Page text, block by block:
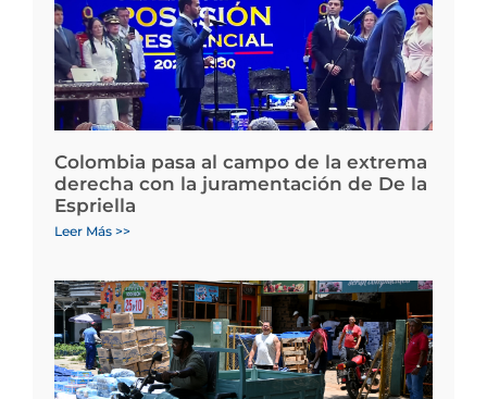
Colombia pasa al campo de la extrema
derecha con la juramentación de De la
Espriella
Leer Más >>